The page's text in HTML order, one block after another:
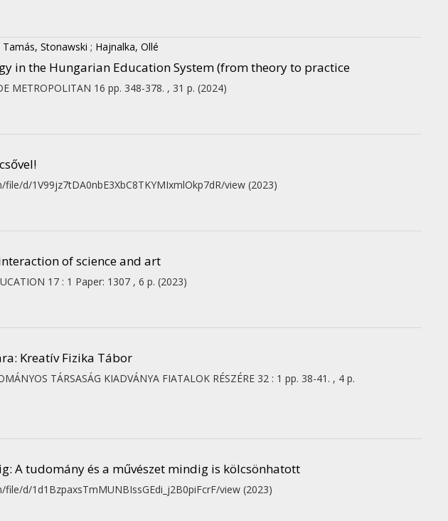
Tamás, Stonawski ; Hajnalka, Ollé
in the Hungarian Education System (from theory to practice
METROPOLITAN 16 pp. 348-378. , 31 p. (2024)
d/1V99jz7tDA0nbE3XbC8TKYMIxmlOkp7dR/view (2023)
of science and art
17 : 1 Paper: 1307 , 6 p. (2023)
: Kreatív Fizika Tábor
TÁRSASÁG KIADVÁNYA FIATALOK RÉSZÉRE 32 : 1 pp. 38-41. , 4 p.
: A tudomány és a művészet mindig is kölcsönhatott
d/1d1BzpaxsTmMUNBIssGEdi_j2B0piFcrF/view (2023)